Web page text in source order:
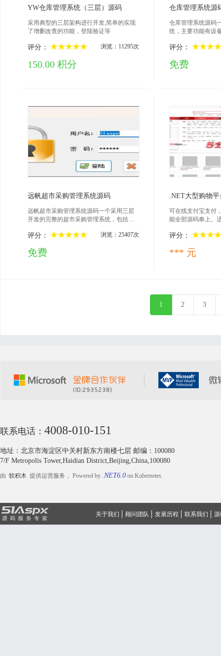
YW仓库管理系统（三层）源码
采用典型的三层架构进行开发,简单的实现
了增删改查的功能，登陆验证等
评分： 浏览：11295次
150.00 积分
仓库管理系统源
仓库管理系统源码
统，主要功能有设
码：admin/
评分：
免费
远帆超市采购管理系统源码
远帆超市采购管理系统源码一个采用三层
开发的完整的超市采购管理系统，包括订
理、库存管理等数据库连接失败会弹出配
可默认登陆帐号/密码：51aspx/51aspx
评分： 浏览：25407次
免费
.NET大型购物
可在线支付宝支付
能全部源码奉上。
评分：
*** 元
1 2 3
联系电话： 4008-010-151
地址：北京市海淀区中关村新东方南楼七层 邮编：100080
7/F Metropolis Tower,Haidian District,Beijing,China,100080
由 软积木 提供运营服务， Powered by .NET6.0 on Kubernetes.
关于我们 顾问团队 发展历程 联系我们